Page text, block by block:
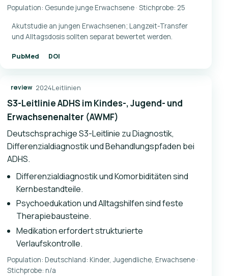
Population: Gesunde junge Erwachsene · Stichprobe: 25
Akutstudie an jungen Erwachsenen; Langzeit-Transfer
und Alltagsdosis sollten separat bewertet werden.
PubMed DOI
review 2024Leitlinien
S3-Leitlinie ADHS im Kindes-, Jugend- und
Erwachsenenalter (AWMF)
Deutschsprachige S3-Leitlinie zu Diagnostik,
Differenzialdiagnostik und Behandlungspfaden bei
ADHS.
Differenzialdiagnostik und Komorbiditäten sind
Kernbestandteile.
Psychoedukation und Alltagshilfen sind feste
Therapiebausteine.
Medikation erfordert strukturierte
Verlaufskontrolle.
Population: Deutschland: Kinder, Jugendliche, Erwachsene ·
Stichprobe: n/a